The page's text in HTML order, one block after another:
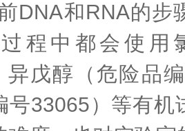
DNA和RNA的步
程中都会使用
异戊醇（危险品
号33065）等有